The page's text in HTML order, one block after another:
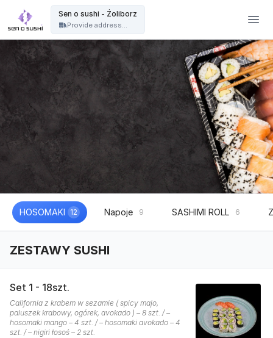
Sen o sushi - Żoliborz
Provide address...
HOSOMAKI 12 Napoje 9 SASHIMI ROLL 6
ZESTAWY SUSHI
Set 1 - 18szt.
California z krabem w sezamie ( spicy majo,
paluszek krabowy, ogórek, avokado ) – 8 szt. / –
hosomaki mango – 4 szt. / – hosomaki avokado – 4
szt. / – nigiri łosoś – 2 szt.